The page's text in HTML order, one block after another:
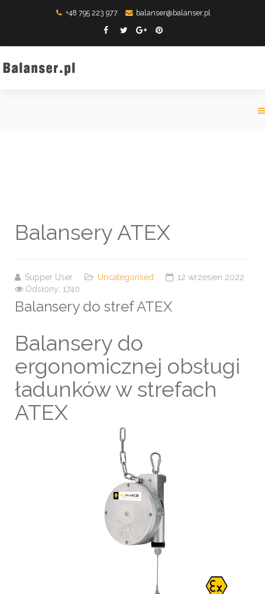
+48 795 223 977 balanser@balanser.pl
Balansery ATEX
Supper User Uncategorised
12 wrzesień 2022
Odsłony: 1740
Balansery do stref ATEX
Balansery do
ergonomicznej obsługi
ładunków w strefach
ATEX